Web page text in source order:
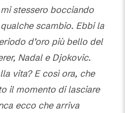
stessero bocciando
scambio. Ebbi la
d’oro più bello del
Nadal e Djokovic.
vita? E così ora, che
il momento di lasciare
ecco che arriva